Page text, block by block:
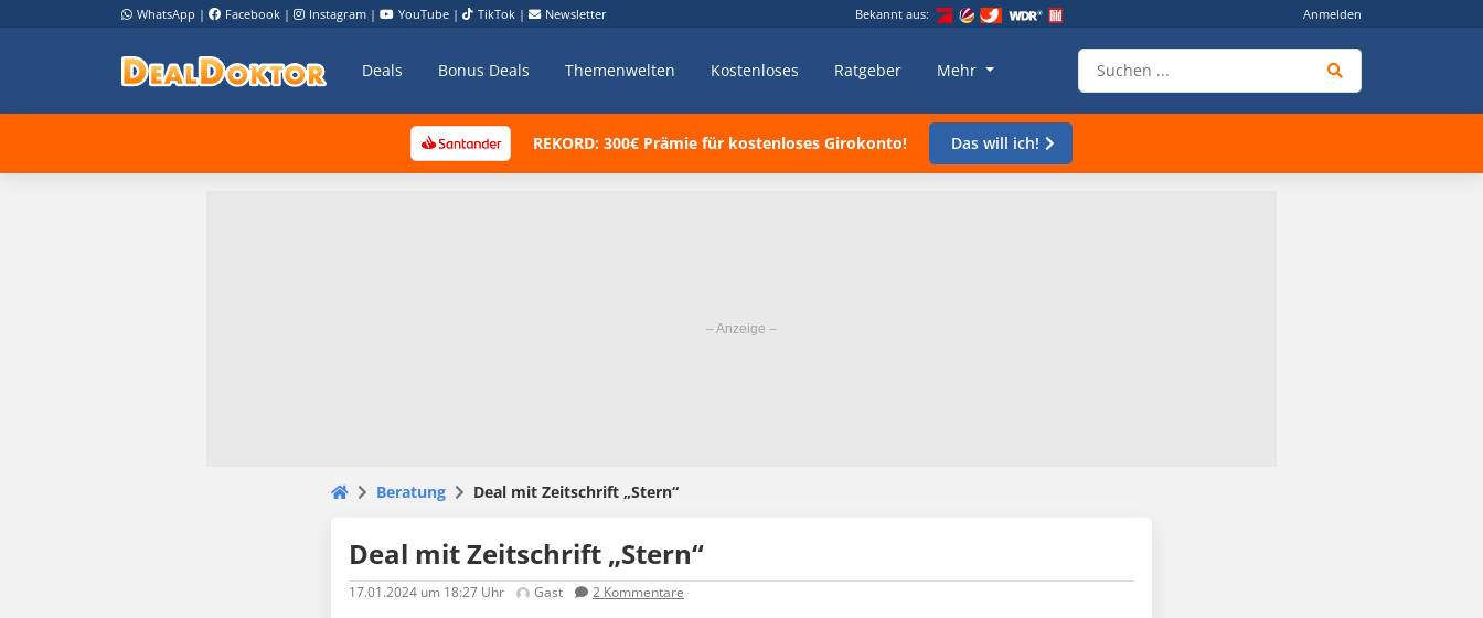
WhatsApp | Facebook | Instagram | YouTube | TikTok | Newsletter Bekannt aus: Anmelden
Deals Bonus Deals Themenwelten Kostenloses Ratgeber Mehr
REKORD: 300€ Prämie für kostenloses Girokonto! Das will ich!
Beratung Deal mit Zeitschrift „Stern“
Deal mit Zeitschrift „Stern“
17.01.2024 um 18:27 Uhr Gast 2 Kommentare